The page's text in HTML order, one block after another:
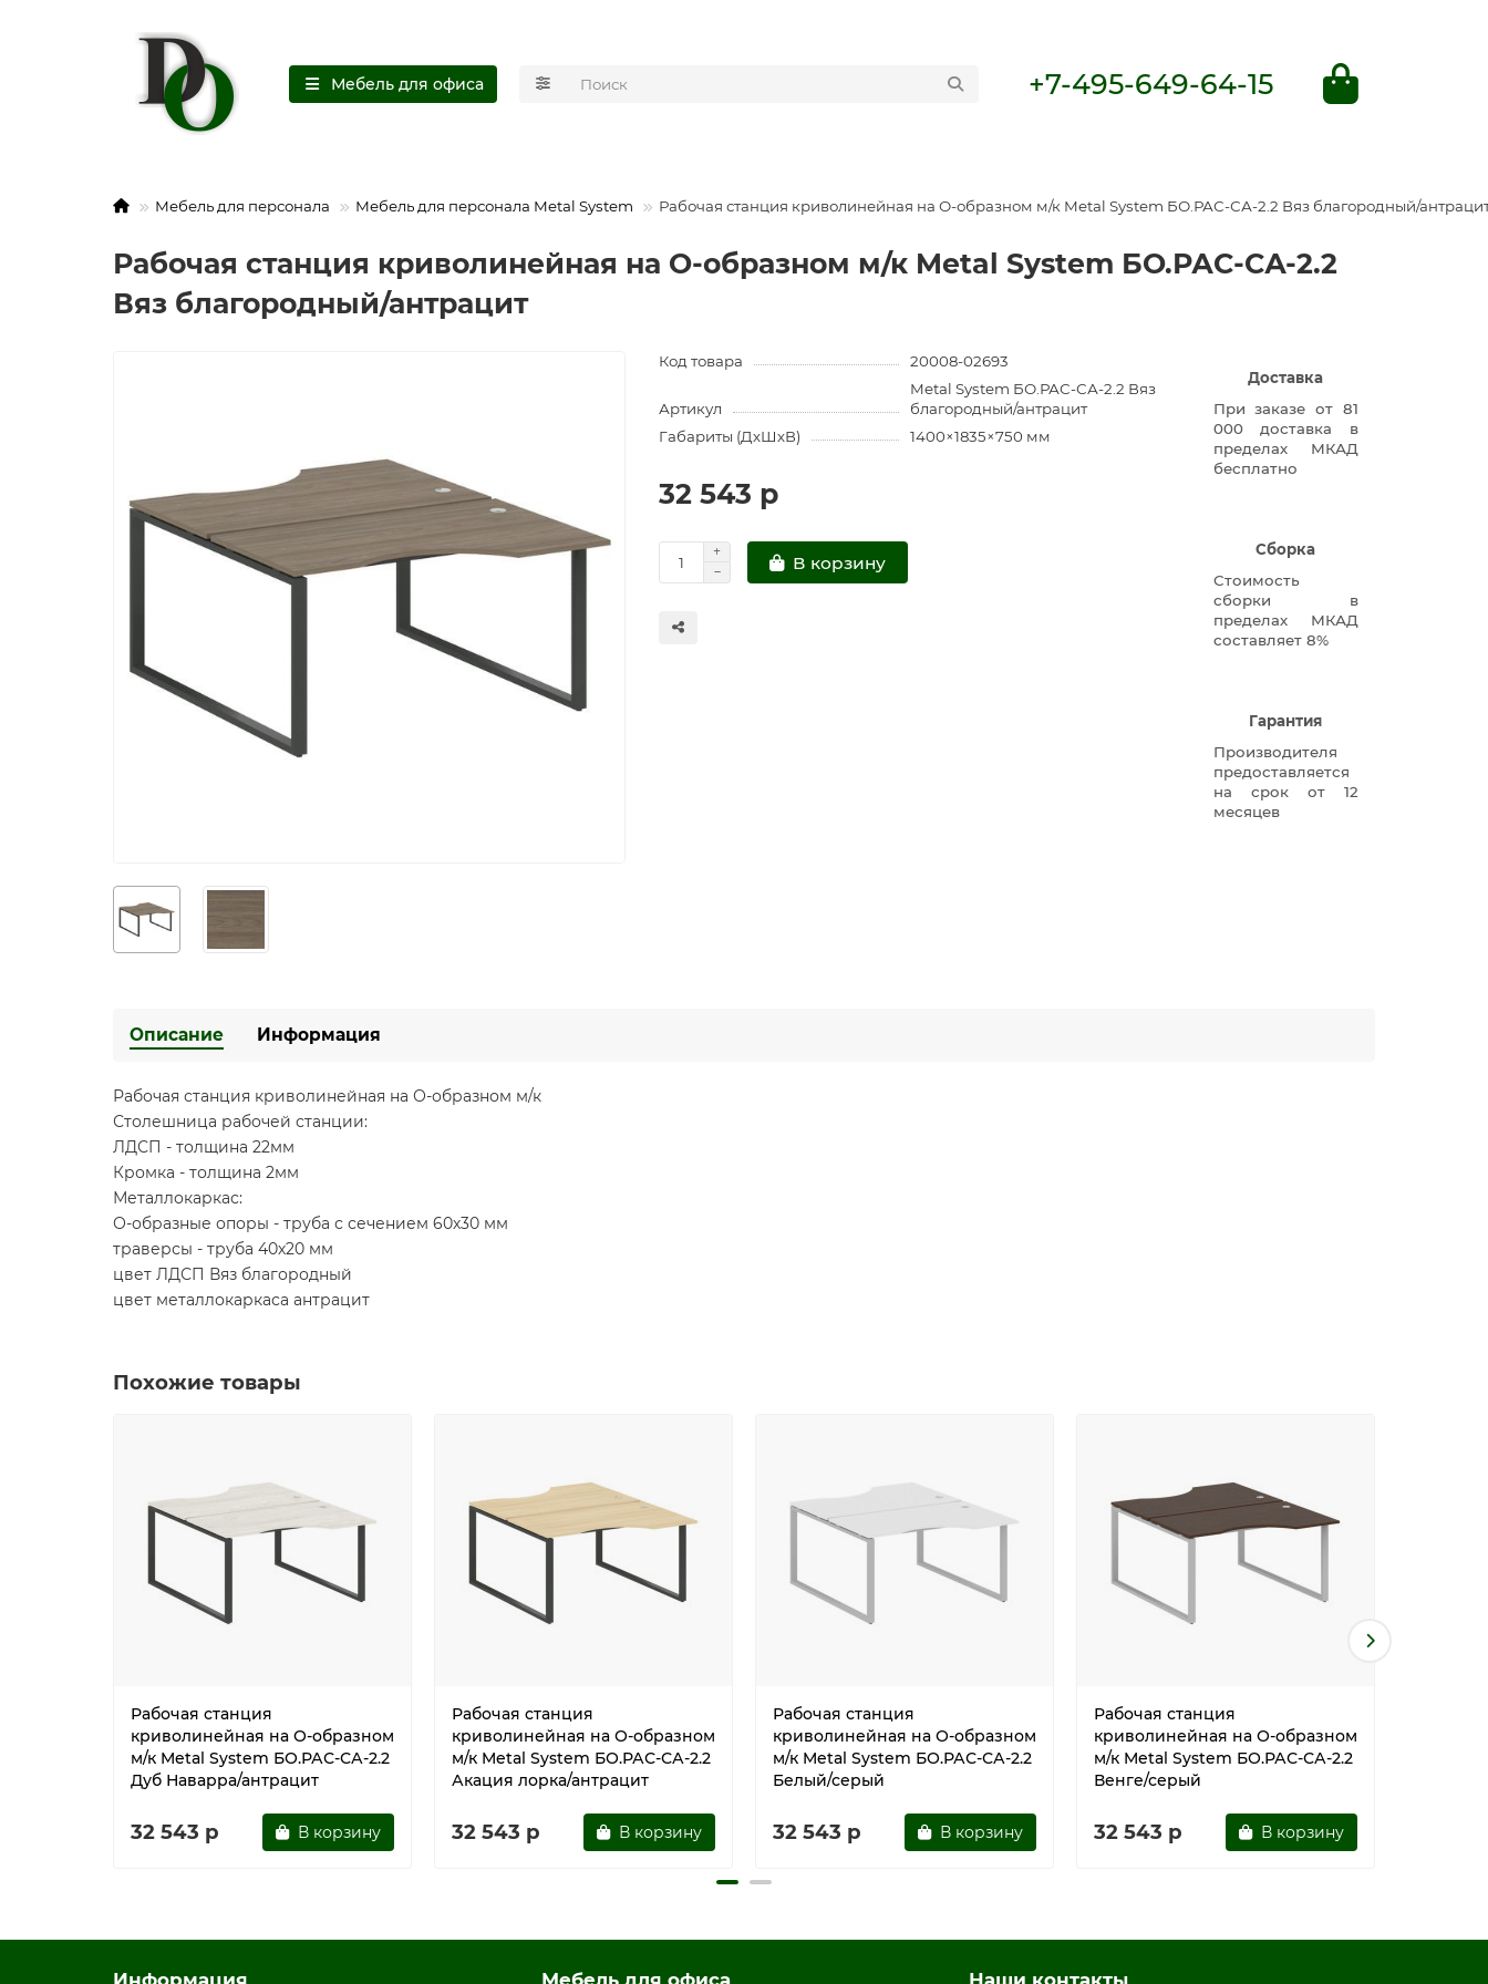
Мебель для офиса +7-495-649-64-15
Мебель для персонала Мебель для персонала Metal System Рабочая станция криволинейная на О-образном м/к Metal System БО.РАС-СА-2.2 Вяз благородный/
Рабочая станция криволинейная на О-образном м/к Metal System БО.РАС-СА-2.2
Вяз благородный/антрацит
Код товара 20008-02693
Артикул
Metal System БО.РАС-СА-2.2 Вяз
благородный/антрацит
Габариты (ДхШхВ)
1400×1835×750 мм
32 543 р
В корзину
Доставка
При заказе от 81
000 доставка в
пределах МКАД
бесплатно
Сборка
Стоимость
сборки в
пределах МКАД
составляет 8%
Гарантия
Производителя
предоставляется
на срок от 12
месяцев
Описание Информация
Рабочая станция криволинейная на О-образном м/к
Столешница рабочей станции:
ЛДСП - толщина 22мм
Кромка - толщина 2мм
Металлокаркас:
О-образные опоры - труба с сечением 60х30 мм
траверсы - труба 40х20 мм
цвет ЛДСП Вяз благородный
цвет металлокаркаса антрацит
Похожие товары
Рабочая станция
криволинейная на О-образном
м/к Metal System БО.РАС-СА-2.2
Дуб Наварра/антрацит
32 543 р В корзину
Рабочая станция
криволинейная на О-образном
м/к Metal System БО.РАС-СА-2.2
Акация лорка/антрацит
32 543 р В корзину
Рабочая станция
криволинейная на О-образном
м/к Metal System БО.РАС-СА-2.2
Белый/серый
32 543 р В корзину
Рабочая станция
криволинейная на О-образном
м/к Metal System БО.РАС-СА-2.2
Венге/серый
32 543 р В корзину
Информация Мебель для офиса Наши контакты